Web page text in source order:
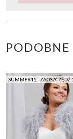
SUMMER15 - ZAOSZCZĘDŹ